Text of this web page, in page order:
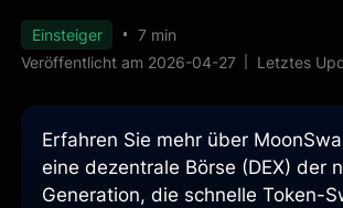
Einsteiger
7 min
Veröffentlicht am 2026-04-27
Letztes
Erfahren Sie mehr über
eine dezentrale Börse (DEX) der
Generation, die schnelle Token-